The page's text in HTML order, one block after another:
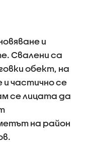
и
Свалени са
обект, на
частично се
се лицата да
на район